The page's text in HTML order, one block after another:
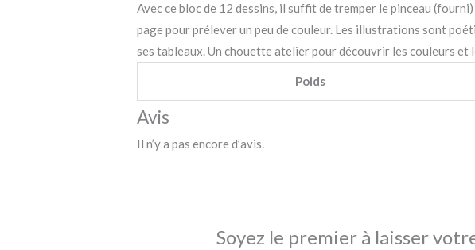
Avec ce bloc de 12 dessins, il suffit de tremper le pinceau
page pour prélever un peu de couleur. Les illustrations sont
ses tableaux. Un chouette atelier pour découvrir les couleurs et
Poids
Avis
Il n’y a pas encore d’avis.
Soyez le premier à laisser